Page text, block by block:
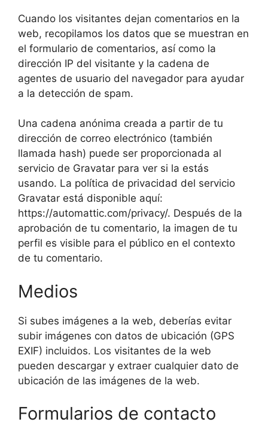
Cuando los visitantes dejan comentarios en la
web, recopilamos los datos que se muestran en
el formulario de comentarios, así como la
dirección IP del visitante y la cadena de
agentes de usuario del navegador para ayudar
a la detección de spam.
Una cadena anónima creada a partir de tu
dirección de correo electrónico (también
llamada hash) puede ser proporcionada al
servicio de Gravatar para ver si la estás
usando. La política de privacidad del servicio
Gravatar está disponible aquí:
https://automattic.com/privacy/. Después de la
aprobación de tu comentario, la imagen de tu
perfil es visible para el público en el contexto
de tu comentario.
Medios
Si subes imágenes a la web, deberías evitar
subir imágenes con datos de ubicación (GPS
EXIF) incluidos. Los visitantes de la web
pueden descargar y extraer cualquier dato de
ubicación de las imágenes de la web.
Formularios de contacto